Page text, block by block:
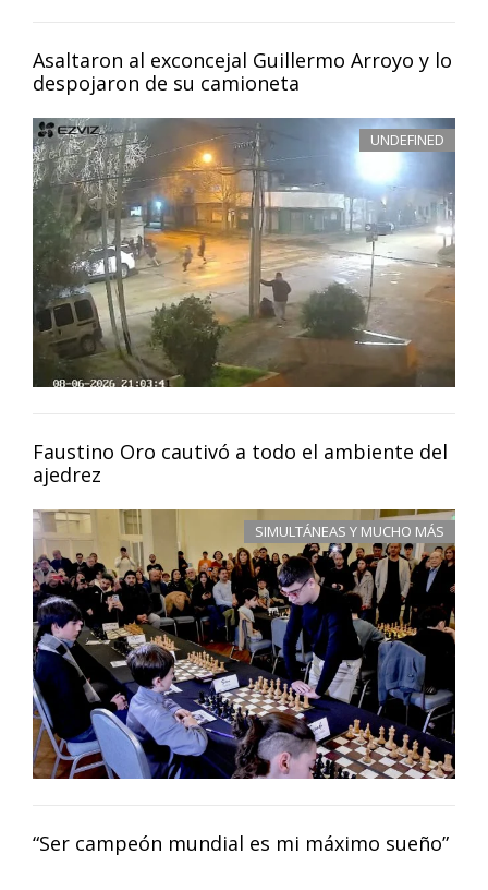
Asaltaron al exconcejal Guillermo Arroyo y lo
despojaron de su camioneta
UNDEFINED
Faustino Oro cautivó a todo el ambiente del
ajedrez
SIMULTÁNEAS Y MUCHO MÁS
“Ser campeón mundial es mi máximo sueño”